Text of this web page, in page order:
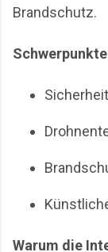
Brandschutz.
Warum die